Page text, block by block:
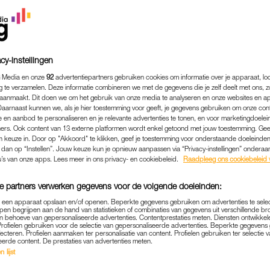
EEN KIESKEURIGE
IN DE GENEN, MAAR DÍT
ERTEGEN DOEN
KOKEN & ETEN|GOED OM TE WETEN
01-10-2024 | LOTTE VAN ZIJL
mogelijkheid lukt om je kind wél dat stuk
instellingen
en onze 92 advertentiepartners gebruiken cookies om informatie over je apparaat,
te verzamelen. Deze informatie combineren we met de gegevens die je zelf deelt met ons,
Dit doen we om het gebruik van onze media te analyseren en onze websites en
kunnen we, als je hier toestemming voor geeft, je gegevens gebruiken om onze
en aanbod te personaliseren en je relevante advertenties te tonen, en voor
Ook content van 13 externe platformen wordt enkel getoond met jouw toestemming.
keuze in. Door op "Akkoord" te klikken, geef je toestemming voor onderstaande
op “Instellen”. Jouw keuze kun je opnieuw aanpassen via “Privacy-instellingen”
van onze apps. Lees meer in ons privacy- en cookiebeleid.
Raadpleeg ons cookiebeleid
partners verwerken gegevens voor de volgende doeleinden:
apparaat opslaan en/of openen. Beperkte gegevens gebruiken om advertenties te
begrijpen aan de hand van statistieken of combinaties van gegevens uit verschillende
behoeve van gepersonaliseerde advertenties. Contentprestaties meten. Diensten
gebruiken voor de selectie van gepersonaliseerde advertenties. Beperkte
Profielen aanmaken ter personalisatie van content. Profielen gebruiken ter selectie
content. De prestaties van advertenties meten.
lijst